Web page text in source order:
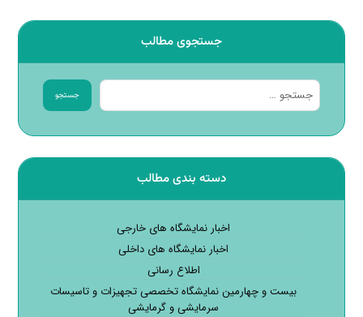
جستجوی مطالب
جستجو
دسته بندی مطالب
اخبار نمایشگاه های خارجی
اخبار نمایشگاه های داخلی
اطلاع رسانی
بیست و چهارمین نمایشگاه تخصصی تجهیزات و تاسیسات
سرمایشی و گرمایشی